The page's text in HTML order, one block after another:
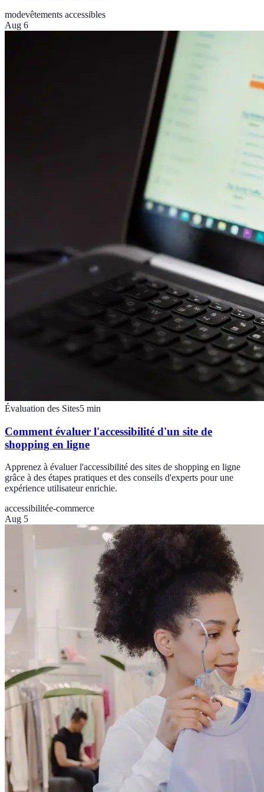
modevêtements accessibles
Aug 6
Évaluation des Sites5 min
Comment évaluer l'accessibilité d'un site de
shopping en ligne
Apprenez à évaluer l'accessibilité des sites de shopping en ligne
grâce à des étapes pratiques et des conseils d'experts pour une
expérience utilisateur enrichie.
accessibilitée-commerce
Aug 5